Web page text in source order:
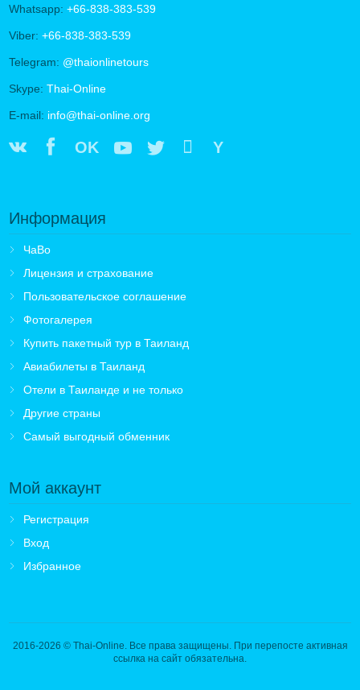
Whatsapp: +66-838-383-539
Viber: +66-838-383-539
Telegram: @thaionlinetours
Skype: Thai-Online
E-mail: info@thai-online.org
OK Y
Информация
ЧаВо
Лицензия и страхование
Пользовательское соглашение
Фотогалерея
Купить пакетный тур в Таиланд
Авиабилеты в Таиланд
Отели в Таиланде и не только
Другие страны
Самый выгодный обменник
Мой аккаунт
Регистрация
Вход
Избранное
2016-2026 © Thai-Online. Все права защищены. При перепосте активная
ссылка на сайт обязательна.